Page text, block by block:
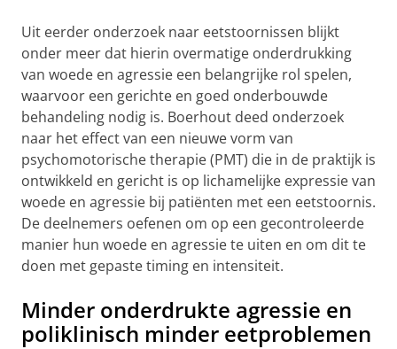
Uit eerder onderzoek naar eetstoornissen blijkt
onder meer dat hierin overmatige onderdrukking
van woede en agressie een belangrijke rol spelen,
waarvoor een gerichte en goed onderbouwde
behandeling nodig is. Boerhout deed onderzoek
naar het effect van een nieuwe vorm van
psychomotorische therapie (PMT) die in de praktijk is
ontwikkeld en gericht is op lichamelijke expressie van
woede en agressie bij patiënten met een eetstoornis.
De deelnemers oefenen om op een gecontroleerde
manier hun woede en agressie te uiten en om dit te
doen met gepaste timing en intensiteit.
Minder onderdrukte agressie en
poliklinisch minder eetproblemen